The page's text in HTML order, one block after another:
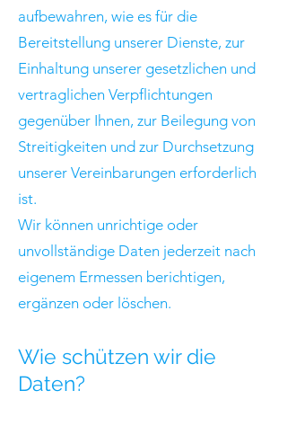
aufbewahren, wie es für die
Bereitstellung unserer Dienste, zur
Einhaltung unserer gesetzlichen und
vertraglichen Verpflichtungen
gegenüber Ihnen, zur Beilegung von
Streitigkeiten und zur Durchsetzung
unserer Vereinbarungen erforderlich
ist.
Wir können unrichtige oder
unvollständige Daten jederzeit nach
eigenem Ermessen berichtigen,
ergänzen oder löschen.
Wie schützen wir die
Daten?